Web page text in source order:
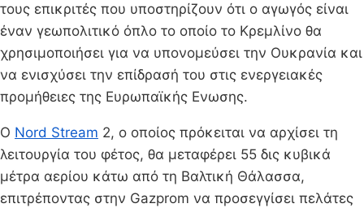
τους επικριτές που υποστηρίζουν ότι ο αγωγός είναι
έναν γεωπολιτικό όπλο το οποίο το Κρεμλίνο θα
χρησιμοποιήσει για να υπονομεύσει την Ουκρανία και
να ενισχύσει την επίδρασή του στις ενεργειακές
προμήθειες της Ευρωπαϊκής Ενωσης.
Ο Nord Stream 2, ο οποίος πρόκειται να αρχίσει τη
λειτουργία του φέτος, θα μεταφέρει 55 δις κυβικά
μέτρα αερίου κάτω από τη Βαλτική Θάλασσα,
επιτρέποντας στην Gazprom να προσεγγίσει πελάτες